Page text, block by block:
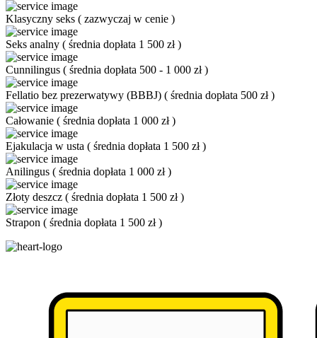
Klasyczny seks ( zazwyczaj w cenie )
Seks analny ( średnia dopłata 1 500 zł)
Cunnilingus ( średnia dopłata 500 - 1 000 zł)
Fellatio bez prezerwatywy (BBBJ) ( średnia dopłata 500 zł)
Całowanie ( średnia dopłata 1 000 zł)
Ejakulacja w usta ( średnia dopłata 1 500 zł)
Anilingus ( średnia dopłata 1 000 zł)
Złoty deszcz ( średnia dopłata 1 500 zł)
Strapon ( średnia dopłata 1 500 zł)